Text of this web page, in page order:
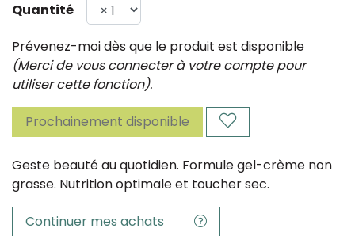
Quantité
Prévenez-moi dès que le produit est disponible
(Merci de vous connecter à votre compte pour
utiliser cette fonction).
Prochainement disponible
Geste beauté au quotidien. Formule gel-crème non
grasse. Nutrition optimale et toucher sec.
Continuer mes achats